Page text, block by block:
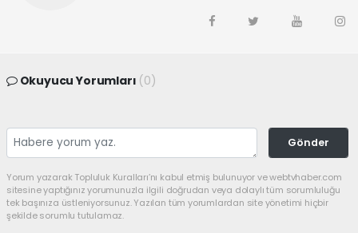
Okuyucu Yorumları (0)
Gönder
Yorum yazarak Topluluk Kuralları’nı kabul etmiş bulunuyor ve webtvhaber.com
sitesine yaptığınız yorumunuzla ilgili doğrudan veya dolaylı tüm sorumluluğu
tek başınıza üstleniyorsunuz. Yazılan tüm yorumlardan site yönetimi hiçbir
şekilde sorumlu tutulamaz.